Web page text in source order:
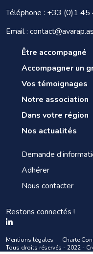
Téléphone : +33 (0)1 45
Email :
Être accompagné
Accompagner un
Vos témoignages
Notre association
Dans votre région
Nos actualités
Demande
Adhérer
Nous contacter
Restons connectés !
Mentions légales
Charte
Tous droits réservés - 2022 -